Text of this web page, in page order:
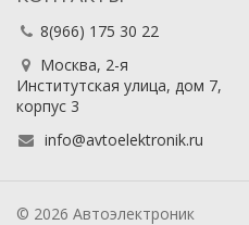
8(966) 175 30 22
Москва, 2-я
Институтская улица, дом 7,
корпус 3
info@avtoelektronik.ru
© 2026 Автоэлектроник